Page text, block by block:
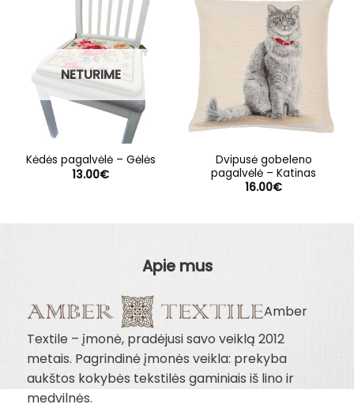
NETURIME
Kėdės pagalvėlė – Gėlės
13.00€
Dvipusė gobeleno
pagalvėlė – Katinas
16.00€
Apie mus
Amber
Textile – įmonė, pradėjusi savo veiklą 2012
metais. Pagrindinė įmonės veikla: prekyba
aukštos kokybės tekstilės gaminiais iš lino ir
medvilnės.